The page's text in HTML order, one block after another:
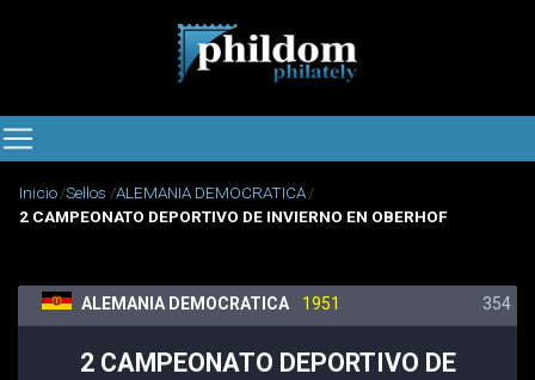
Inicio Sellos ALEMANIA DEMOCRATICA
2 CAMPEONATO DEPORTIVO DE INVIERNO EN OBERHOF
ALEMANIA DEMOCRATICA 1951 354
2 CAMPEONATO DEPORTIVO DE